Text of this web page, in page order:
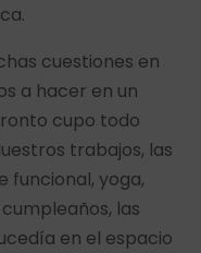
cuestiones en
a hacer en un
cupo todo
trabajos, las
funcional, yoga,
las
en el espacio